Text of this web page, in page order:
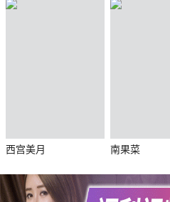
西宫美月 南果菜